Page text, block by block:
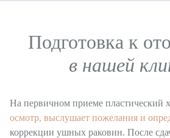
Подготовка к
в нашей
На первичном приеме пластический
осмотр, выслушает пожелания и
коррекции ушных раковин. После